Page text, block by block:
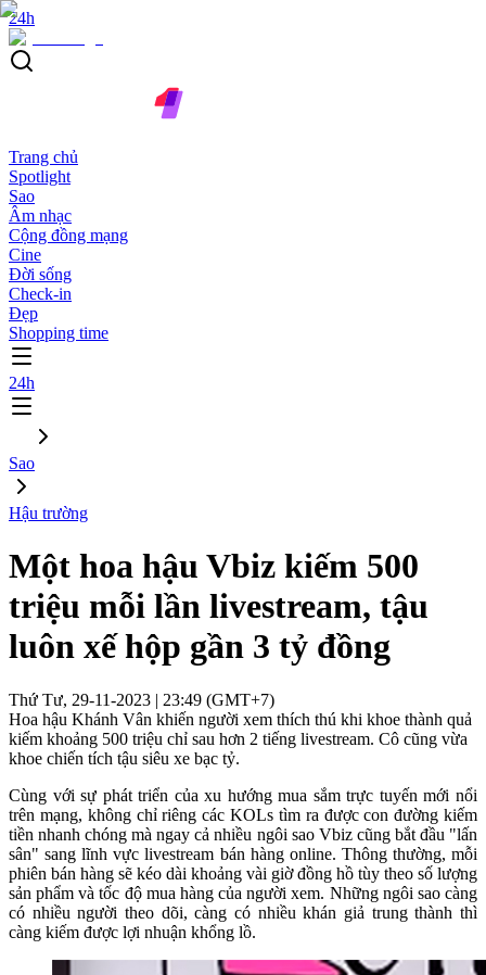
24h
Trang chủ
Spotlight
Sao
Âm nhạc
Cộng đồng mạng
Cine
Đời sống
Check-in
Đẹp
Shopping time
24h
Sao
Hậu trường
Một hoa hậu Vbiz kiếm 500
triệu mỗi lần livestream, tậu
luôn xế hộp gần 3 tỷ đồng
Thứ Tư, 29-11-2023 | 23:49 (GMT+7)
Hoa hậu Khánh Vân khiến người xem thích thú khi khoe thành quả
kiếm khoảng 500 triệu chỉ sau hơn 2 tiếng livestream. Cô cũng vừa
khoe chiến tích tậu siêu xe bạc tỷ.
Cùng với sự phát triển của xu hướng mua sắm trực tuyến mới nổi
trên mạng, không chỉ riêng các KOLs tìm ra được con đường kiếm
tiền nhanh chóng mà ngay cả nhiều ngôi sao Vbiz cũng bắt đầu "lấn
sân" sang lĩnh vực livestream bán hàng online. Thông thường, mỗi
phiên bán hàng sẽ kéo dài khoảng vài giờ đồng hồ tùy theo số lượng
sản phẩm và tốc độ mua hàng của người xem. Những ngôi sao càng
có nhiều người theo dõi, càng có nhiều khán giả trung thành thì
càng kiếm được lợi nhuận khổng lồ.